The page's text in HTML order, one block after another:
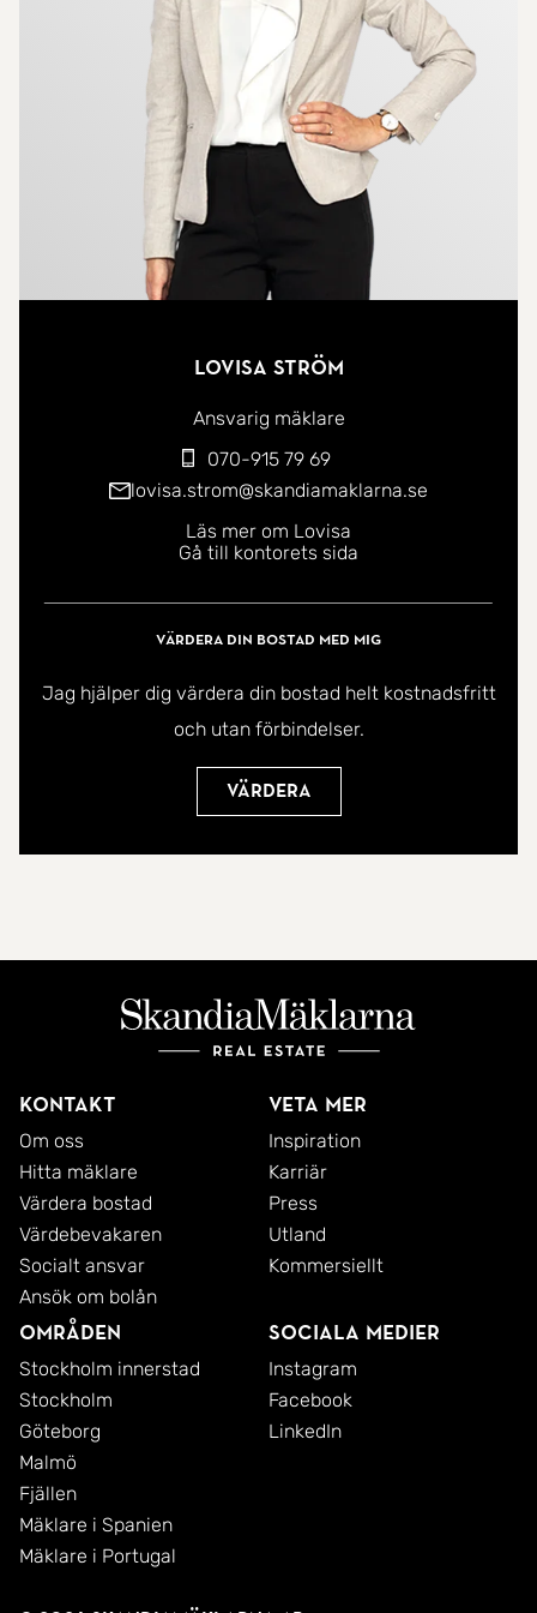
pergola, perfekt för sommarens lata dagar och
trevliga middagar.
Övervåningen rymmer två rogivande sovrum med
praktisk förvaring i platsbyggda garderober. Här
finns även en wc utrustad med tvättmaskin som
förenklar vardagen.
anpassas efter behov, kanske som gästrum,
hobbyrum, hemmakontor eller ett mysigt filmrum
Ett hem med många möjligheter och ett attraktivt
läge- Varmt välkommen på visning!
Lovisa Ström
Ansvarig mäklare
070-915 79 69
lovisa.strom@skandiamaklarna.se
Läs mer om Lovisa
Gå till kontorets sida
Värdera din bostad med mig
Jag hjälper dig värdera din bostad helt kostnadsfritt
och utan förbindelser.
Värdera
Kontakt
Om oss
Hitta mäklare
Värdera bostad
Värdebevakaren
Socialt ansvar
Ansök om bolån
Veta mer
Inspiration
Karriär
Press
Utland
Kommersiellt
Områden
Stockholm innerstad
Stockholm
Göteborg
Malmö
Fjällen
Mäklare i Spanien
Mäklare i Portugal
Sociala medier
Instagram
Facebook
LinkedIn